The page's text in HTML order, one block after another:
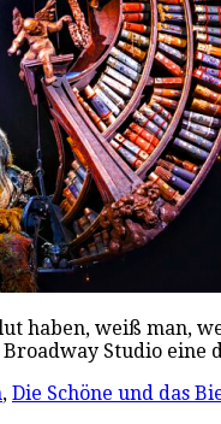
haben, weiß man,
Broadway Studio eine
, Die Schöne und das